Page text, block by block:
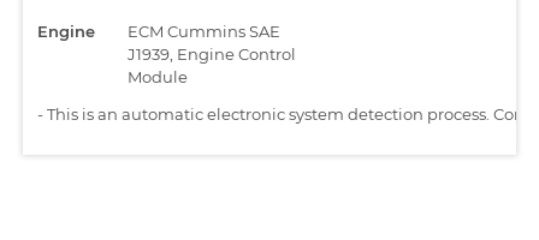
Engine
ECM Cummins SAE
J1939, Engine Control
Module
-This is an automatic electronic system detection process.